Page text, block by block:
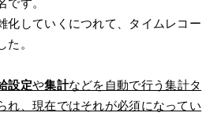
です。
化していくにつれて、タイムレコー
た。
設定や集計などを自動で行う集計タ
れ、現在ではそれが必須になってい